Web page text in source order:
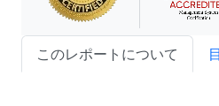
このレポートについて